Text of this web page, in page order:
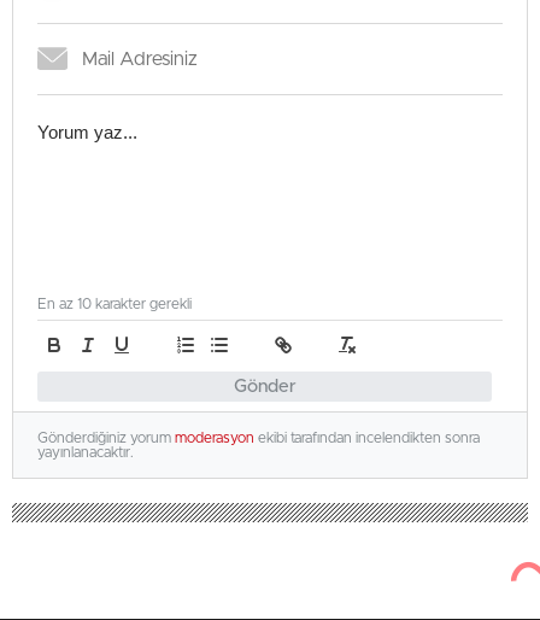
Gönder
En az 10 karakter gerekli
Gönderdiğiniz yorum moderasyon ekibi tarafından incelendikten sonra
yayınlanacaktır.